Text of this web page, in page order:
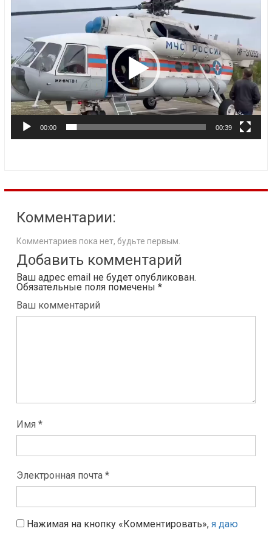
00:00 00:39
Комментарии:
Комментариев пока нет, будьте первым.
Добавить комментарий
Ваш адрес email не будет опубликован.
Обязательные поля помечены *
Ваш комментарий
Имя *
Электронная почта *
Нажимая на кнопку «Комментировать», я даю